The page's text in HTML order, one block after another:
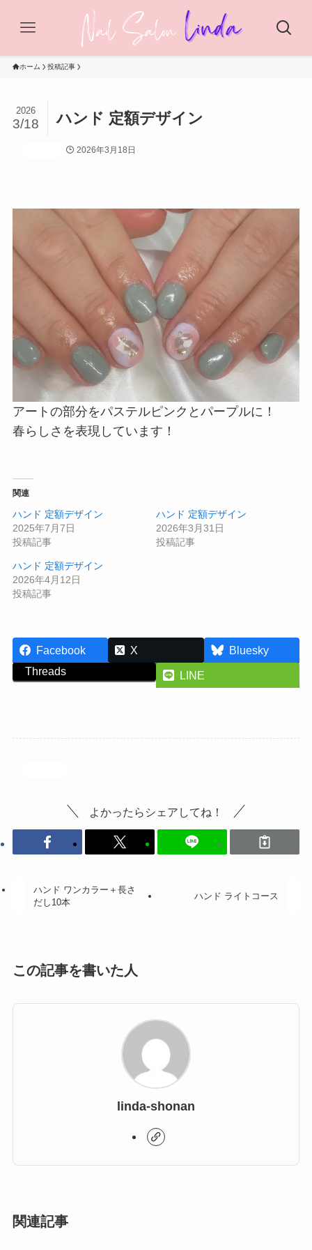
ホーム 投稿記事
ハンド 定額デザイン
2026
3/18
2026年3月18日
アートの部分をパステルピンクとパープルに！
春らしさを表現しています！
関連
ハンド 定額デザイン
2025年7月7日
投稿記事
ハンド 定額デザイン
2026年3月31日
投稿記事
ハンド 定額デザイン
2026年4月12日
投稿記事
Facebook X
Bluesky
Threads
LINE
よかったらシェアしてね！
ハンド ワンカラー＋長さ
だし10本
ハンド ライトコース
この記事を書いた人
linda-shonan
関連記事